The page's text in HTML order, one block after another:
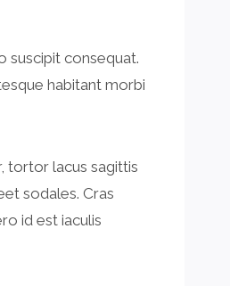
suscipit consequat.
habitant morbi
tortor lacus sagittis
sodales. Cras
id est iaculis